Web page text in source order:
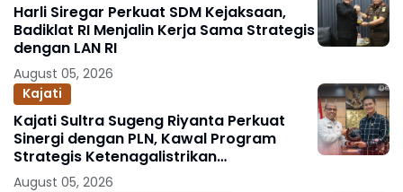
Harli Siregar Perkuat SDM Kejaksaan,
Badiklat RI Menjalin Kerja Sama Strategis
dengan LAN RI
August 05, 2026
Kajati
Kajati Sultra Sugeng Riyanta Perkuat
Sinergi dengan PLN, Kawal Program
Strategis Ketenagalistrikan
Berlandaskan Kepastian Hukum
August 05, 2026